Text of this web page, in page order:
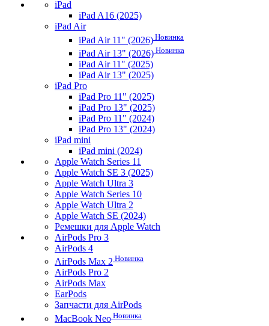
iPad
iPad A16 (2025)
iPad Air
iPad Air 11" (2026) Новинка
iPad Air 13" (2026) Новинка
iPad Air 11" (2025)
iPad Air 13" (2025)
iPad Pro
iPad Pro 11" (2025)
iPad Pro 13" (2025)
iPad Pro 11" (2024)
iPad Pro 13" (2024)
iPad mini
iPad mini (2024)
Apple Watch Series 11
Apple Watch SE 3 (2025)
Apple Watch Ultra 3
Apple Watch Series 10
Apple Watch Ultra 2
Apple Watch SE (2024)
Ремешки для Apple Watch
AirPods Pro 3
AirPods 4
AirPods Max 2 Новинка
AirPods Pro 2
AirPods Max
EarPods
Запчасти для AirPods
MacBook Neo Новинка